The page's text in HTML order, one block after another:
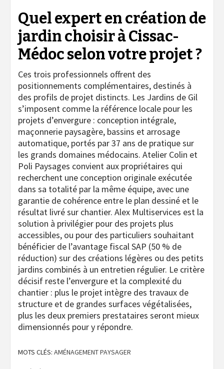
Quel expert en création de
jardin choisir à Cissac-
Médoc selon votre projet ?
Ces trois professionnels offrent des
positionnements complémentaires, destinés à
des profils de projet distincts. Les Jardins de Gil
s’imposent comme la référence locale pour les
projets d’envergure : conception intégrale,
maçonnerie paysagère, bassins et arrosage
automatique, portés par 37 ans de pratique sur
les grands domaines médocains. Atelier Colin et
Poli Paysages convient aux propriétaires qui
recherchent une conception originale exécutée
dans sa totalité par la même équipe, avec une
garantie de cohérence entre le plan dessiné et le
résultat livré sur chantier. Alex Multiservices est la
solution à privilégier pour des projets plus
accessibles, ou pour des particuliers souhaitant
bénéficier de l’avantage fiscal SAP (50 % de
réduction) sur des créations légères ou des petits
jardins combinés à un entretien régulier. Le critère
décisif reste l’envergure et la complexité du
chantier : plus le projet intègre des travaux de
structure et de grandes surfaces végétalisées,
plus les deux premiers prestataires seront mieux
dimensionnés pour y répondre.
MOTS CLÉS: AMÉNAGEMENT PAYSAGER